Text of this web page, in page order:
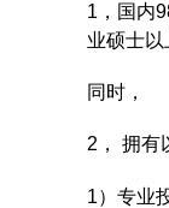
1，国内
业硕士
同时，
2， 拥有
1）专业